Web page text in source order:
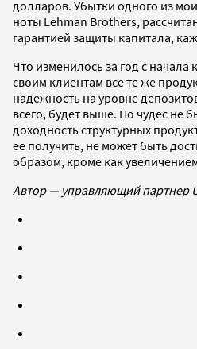
долларов. Убытки одного из
ноты Lehman Brothers,
гарантией защиты капитала,
Что изменилось за год с
своим клиентам все те же
надежность на уровне
всего, будет выше. Но чудес не
доходность структурных
ее получить, не может быть
образом, кроме как
Автор — управляющий партнер